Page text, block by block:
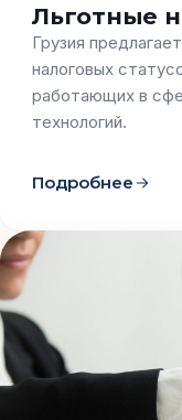
Льготные
Грузия
налоговых
работающих в
технологий.
Подробнее